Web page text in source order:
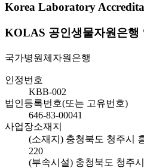
Korea Laboratory
KOLAS 공인생물자원은행
국가병원체자원은행
인정번호
KBB-002
법인등록번호(또는 고유번호)
646-83-00041
사업장소재지
(소재지) 충청북도 청주시
220
(부속시설) 충청북도 청주